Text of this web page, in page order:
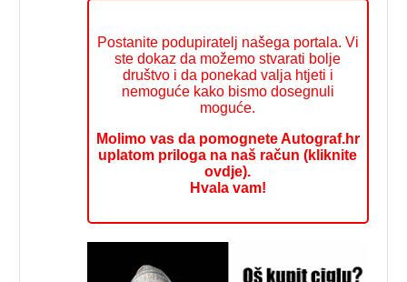
Postanite podupiratelj našega portala. Vi
ste dokaz da možemo stvarati bolje
društvo i da ponekad valja htjeti i
nemoguće kako bismo dosegnuli
moguće.
Molimo vas da pomognete Autograf.hr
uplatom priloga na naš račun (kliknite
ovdje).
Hvala vam!